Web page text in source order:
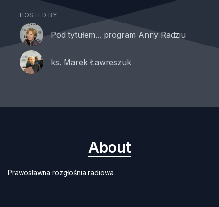
HOSTED BY
Pod tytułem... program Anny Radziu
ks. Marek Ławreszuk
About
Prawosławna rozgłośnia radiowa